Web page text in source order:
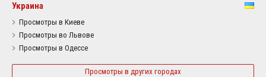
Украина
Просмотры в Киеве
Просмотры во Львове
Просмотры в Одессе
Просмотры в других городах